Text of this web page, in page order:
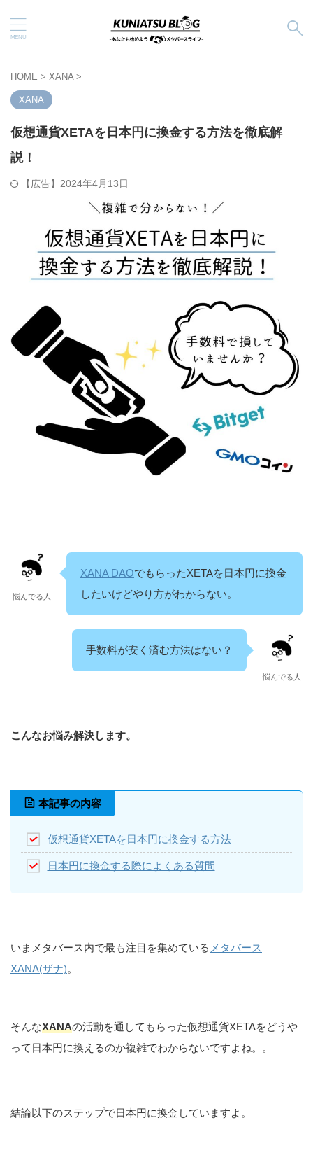
HOME > XANA >
XANA
仮想通貨XETAを日本円に換金する方法を徹底解
説！
2024年4月13日
悩んでる人
XANA DAOでもらったXETAを日本円に換金
したいけどやり方がわからない。
手数料が安く済む方法はない？
悩んでる人
こんなお悩み解決します。
本記事の内容
仮想通貨XETAを日本円に換金する方法
日本円に換金する際によくある質問
いまメタバース内で最も注目を集めている メタバース
XANA(ザナ)。
そんなXANAの活動を通してもらった仮想通貨XETAをどうや
って日本円に換えるのか複雑でわからないですよね。。
結論以下のステップで日本円に換金していますよ。